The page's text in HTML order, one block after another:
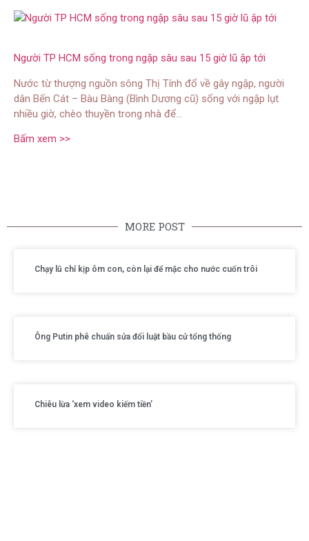
Người TP HCM sống trong ngập sâu sau 15 giờ lũ ập tới
Nước từ thượng nguồn sông Thị Tính đổ về gây ngập, người
dân Bến Cát – Bàu Bàng (Bình Dương cũ) sống với ngập lụt
nhiều giờ, chèo thuyền trong nhà để…
Bấm xem >>
MORE POST
Chạy lũ chỉ kịp ôm con, còn lại để mặc cho nước cuốn trôi
Ông Putin phê chuẩn sửa đổi luật bầu cử tổng thống
Chiêu lừa ‘xem video kiếm tiền’